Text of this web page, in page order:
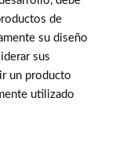
de
su diseño
sus
un producto
utilizado